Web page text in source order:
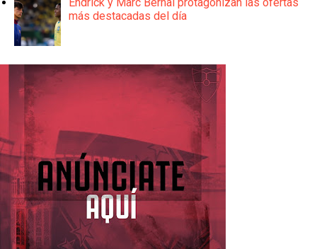
más destacadas del día